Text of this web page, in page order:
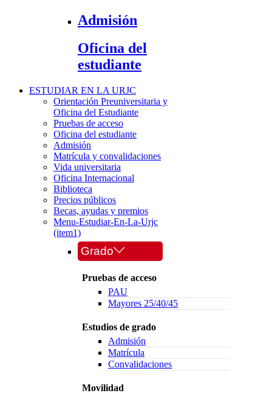
Admisión
Oficina del
estudiante
ESTUDIAR EN LA URJC
Orientación Preuniversitaria y
Oficina del Estudiante
Pruebas de acceso
Oficina del estudiante
Admisión
Matrícula y convalidaciones
Vida universitaria
Oficina Internacional
Biblioteca
Precios públicos
Becas, ayudas y premios
Menu-Estudiar-En-La-Urjc
(item1)
Grado
Pruebas de acceso
PAU
Mayores 25/40/45
Estudios de grado
Admisión
Matrícula
Convalidaciones
Movilidad